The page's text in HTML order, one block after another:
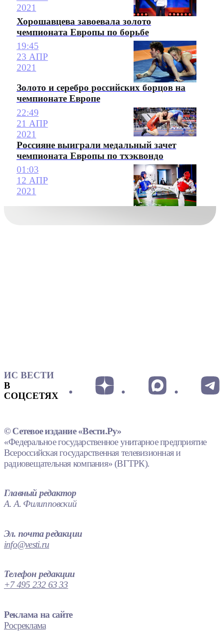
2021
Хорошавцева завоевала золото
чемпионата Европы по борьбе
19:45
23 АПР
2021
Золото и серебро российских борцов на
чемпионате Европе
22:49
21 АПР
2021
Россияне выиграли медальный зачет
чемпионата Европы по тхэквондо
01:03
12 АПР
2021
ИС ВЕСТИ
В
СОЦСЕТЯХ
© Сетевое издание «Вести.Ру»
«Федеральное государственное унитарное предприятие
Всероссийская государственная телевизионная и
радиовещательная компания» (ВГТРК).
Главный редактор
А. А. Филипповский
Эл. почта редакции
info@vesti.ru
Телефон редакции
+7 495 232 63 33
Реклама на сайте
Росреклама